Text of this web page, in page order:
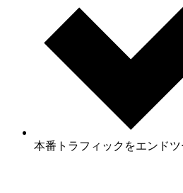
本番トラフィックをエンド